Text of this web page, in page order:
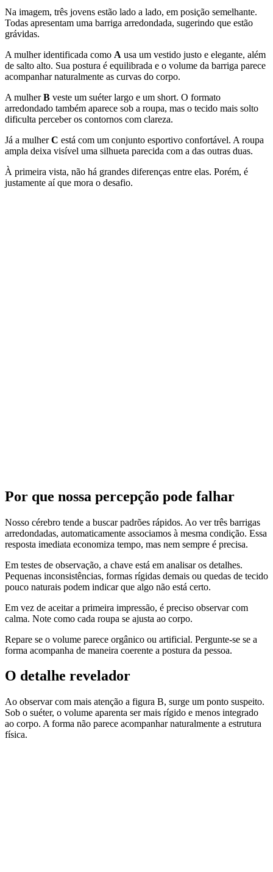
Na imagem, três jovens estão lado a lado, em posição semelhante.
Todas apresentam uma barriga arredondada, sugerindo que estão
grávidas.
A mulher identificada como A usa um vestido justo e elegante, além
de salto alto. Sua postura é equilibrada e o volume da barriga parece
acompanhar naturalmente as curvas do corpo.
A mulherB veste um suéter largo e um short. O formato
arredondado também aparece sob a roupa, mas o tecido mais solto
dificulta perceber os contornos com clareza.
Já a mulherC está com um conjunto esportivo confortável. A roupa
ampla deixa visível uma silhueta parecida com a das outras duas.
À primeira vista, não há grandes diferenças entre elas. Porém, é
justamente aí que mora o desafio.
Por que nossa percepção pode falhar
Nosso cérebro tende a buscar padrões rápidos. Ao ver três barrigas
arredondadas, automaticamente associamos à mesma condição. Essa
resposta imediata economiza tempo, mas nem sempre é precisa.
Em testes de observação, a chave está em analisar os detalhes.
Pequenas inconsistências, formas rígidas demais ou quedas de tecido
pouco naturais podem indicar que algo não está certo.
Em vez de aceitar a primeira impressão, é preciso observar com
calma. Note como cada roupa se ajusta ao corpo.
Repare se o volume parece orgânico ou artificial. Pergunte-se se a
forma acompanha de maneira coerente a postura da pessoa.
O detalhe revelador
Ao observar com mais atenção a figura B, surge um ponto suspeito.
Sob o suéter, o volume aparenta ser mais rígido e menos integrado
ao corpo. A forma não parece acompanhar naturalmente a estrutura
física.